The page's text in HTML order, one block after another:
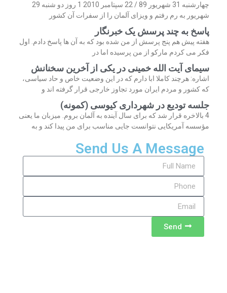
چهارشنبه 31 شهریور 89 / 22 سپتامبر 2010 1 روز دو شنبه 29
شهریور به رم رفتم و ویزای آلمان را از سفرات آن کشور
پاسخ به چند پرسش یک خبرنگار
هفته پیش هم پنج پرسش از من شده بود که به آن ها پاسخ دادم. اول
فکر می کردم مارکو از من پرسیده اما در
سیمای آیت الله خمینی در یکی از آخرین سخنانش
اشاره: هرچند کاملا ابا دارم که در این وضعیت خاص و حاد سیاسی،
که کشور و مردم ایران مورد تجاوز خارجی قرار گرفته اند و
جلسه تودیع در شهرداری کیوسی (کمونه)
4 بالاخره قرار شد که برای سال آینده به آلمان بروم. میزبان ما یعنی
مؤسسه آمریکایی نتوانست جایی مناسب برای من پیدا کند و به
Send Us A Message
Send